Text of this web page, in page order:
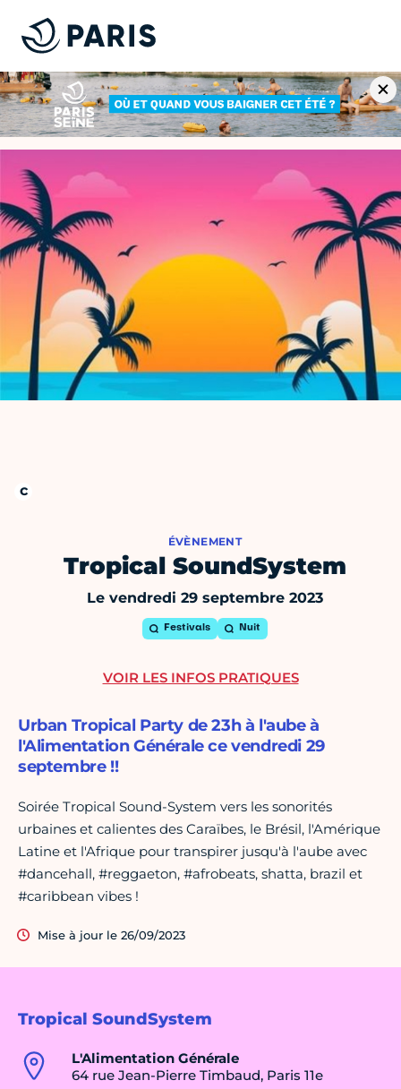
ÉVÈNEMENT
Tropical SoundSystem
Le vendredi 29 septembre 2023
Festivals Nuit
Tropical SoundSystem
L'Alimentation Générale
64 rue Jean-Pierre Timbaud, Paris 11e
Urban Tropical Party de 23h à l'aube à
l'Alimentation Générale ce vendredi 29
septembre !!
Soirée Tropical Sound-System vers les sonorités
urbaines et calientes des Caraïbes, le Brésil, l'Amérique
Latine et l'Afrique pour transpirer jusqu'à l'aube avec
#dancehall, #reggaeton, #afrobeats, shatta, brazil et
#caribbean vibes !
Mise à jour le 26/09/2023
VOIR LES INFOS PRATIQUES